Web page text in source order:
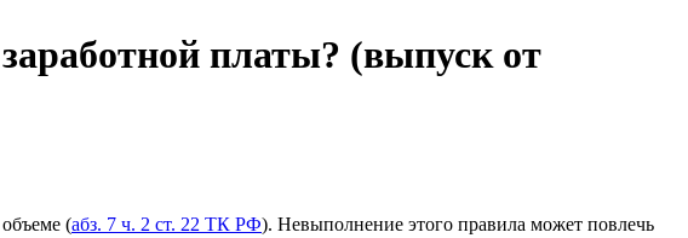
платы? (выпуск от
(абз. 7 ч. 2 ст. 22 ТК РФ). Невыполнение этого правила может повлечь